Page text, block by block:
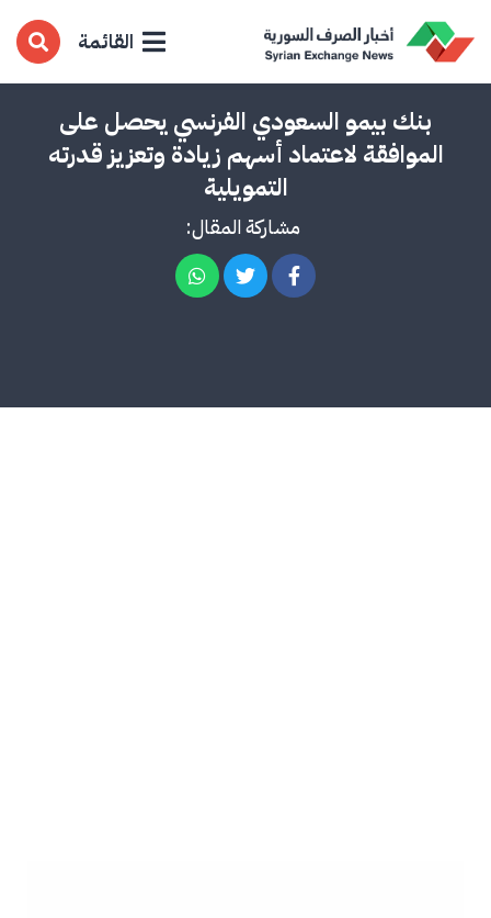
القائمة
بنك بيمو السعودي الفرنسي يحصل على
الموافقة لاعتماد أسهم زيادة وتعزيز قدرته
التمويلية
مشاركة المقال: